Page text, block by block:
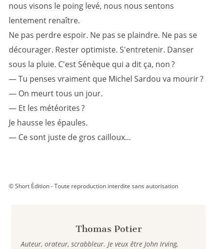
Thomas Potier
Auteur, orateur, scrabbleur. Je veux être John Irving,
nous visons le poing levé, nous nous sentons
lentement renaître.
Ne pas perdre espoir. Ne pas se plaindre. Ne pas se
décourager. Rester optimiste. S'entretenir. Danser
sous la pluie. C'est Sénèque qui a dit ça, non ?
— Tu penses vraiment que Michel Sardou va mourir ?
— On meurt tous un jour.
— Et les météorites ?
Je hausse les épaules.
— Ce sont juste de gros cailloux...
© Short Édition - Toute reproduction interdite sans autorisation